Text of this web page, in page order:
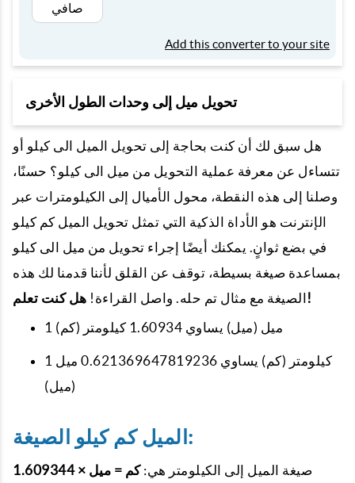
صافي
Add this converter to your site
تحويل ميل إلى وحدات الطول الأخرى
هل سبق لك أن كنت بحاجة إلى تحويل الميل الى كيلو أو
تتساءل عن معرفة عملية التحويل من ميل الى كيلو؟ حسنًا،
وصلنا إلى هذه النقطة، محول الأميال إلى الكيلومترات عبر
الإنترنت هو الأداة الذكية التي تمثل تحويل الميل كم كيلو
في بضع ثوانٍ. يمكنك أيضًا إجراء تحويل من ميل الى كيلو
بمساعدة صيغة بسيطة، توقف عن القلق لأننا قدمنا لك هذه
الصيغة مع مثال تم حله. واصل القراءة!هل كنت تعلم!
1 ميل (ميل) يساوي 1.60934 كيلومتر (كم)
1 كيلومتر (كم) يساوي 0.621369647819236 ميل
(ميل)
الميل كم كيلو الصيغة:
صيغة الميل إلى الكيلومتر هي:كم = ميل × 1.609344